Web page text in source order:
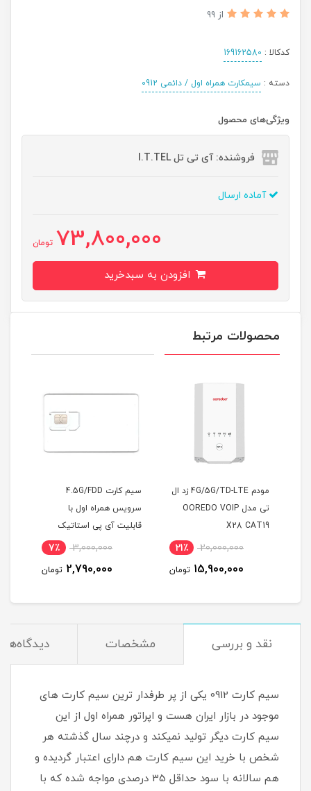
از 99
کدکالا : 169162580
دسته : سیمکارت همراه اول / دائمی 0912
ویژگی‌های محصول
فروشنده: آی تی تل I.T.TEL
آماده ارسال
73,800,000 تومان
محصولات مرتبط
مودم 4G/5G/TD-LTE زد ال
تی مدل OOREDO VOIP
X28 CAT19
20,000,000 21٪
15,900,000 تومان
سیم کارت 4.5G/FDD
سرویس همراه اول با
قابلیت آی پی استاتیک
(مخصوص مودم )
3,000,000 7٪
2,790,000 تومان
نقد و بررسی مشخصات دیدگاه‌ها
سیم کارت 0912 یکی از پر طرفدار ترین سیم کارت های
موجود در بازار ایران هست و اپراتور همراه اول از این
سیم کارت دیگر تولید نمیکند و درچند سال گذشته هر
شخص با خرید این سیم کارت هم دارای اعتبار گردیده و
هم سالانه با سود حداقل 35 درصدی مواجه شده که با